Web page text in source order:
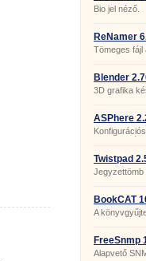
Bio jel néző.
ReNamer
Tömeges fájl
Blender
3D grafika
ASPhere
Twistpad
Jegyzettömb
BookCAT
A
FreeSnmp
Alapvető